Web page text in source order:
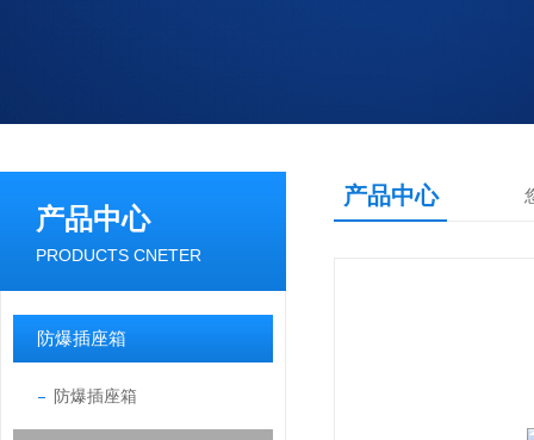
产品中心
PRODUCTS CNETER
防爆插座箱
防爆插座箱
产品中心